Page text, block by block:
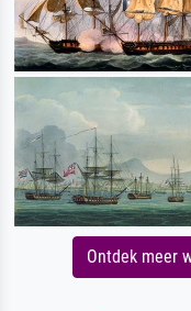
Ontdek meer